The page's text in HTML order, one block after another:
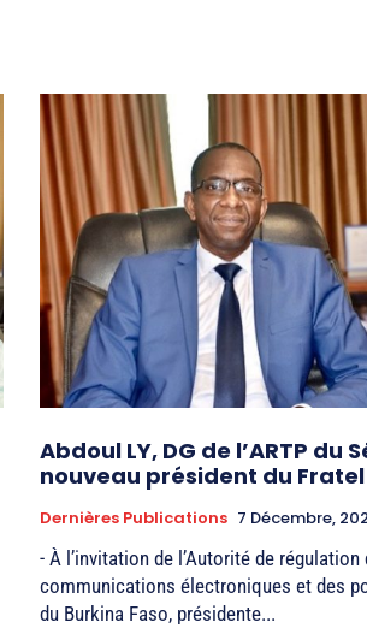
Abdoul LY, DG de l’ARTP du
nouveau président du Fratel
Dernières Publications 7 Décembre,
- À l’invitation de l’Autorité de régulation
communications électroniques et des
du Burkina Faso, présidente...